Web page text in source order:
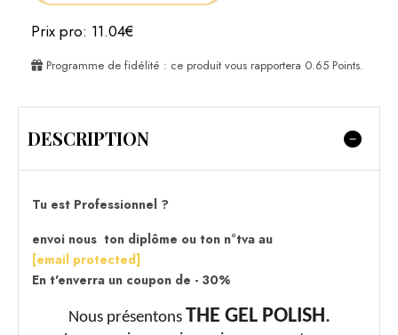
Prix pro: 11.04€
Programme de fidélité : ce produit vous rapportera 0.65 Points.
DESCRIPTION
Tu est Professionnel ?
envoi nous ton diplôme ou ton n°tva au
[email protected]
En t'enverra un coupon de - 30%
Nous présentons THE GEL POLISH.